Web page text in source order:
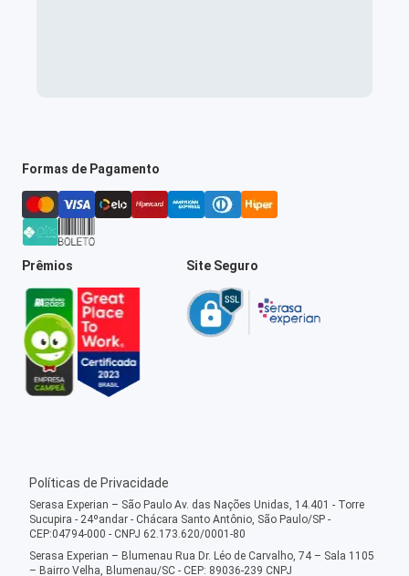
Formas de Pagamento
Prêmios Site Seguro
Políticas de Privacidade
Serasa Experian – São Paulo Av. das Nações Unidas, 14.401 - Torre
Sucupira - 24ºandar - Chácara Santo Antônio, São Paulo/SP -
CEP:04794-000 - CNPJ 62.173.620/0001-80
Serasa Experian – Blumenau Rua Dr. Léo de Carvalho, 74 – Sala 1105
– Bairro Velha, Blumenau/SC - CEP: 89036-239 CNPJ